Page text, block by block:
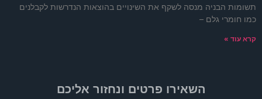
תשומות הבניה מנסה לשקף את השינויים בהוצאות הנדרשות לקבלנים
כמו חומרי גלם –
קרא עוד »
השאירו פרטים ונחזור אליכם